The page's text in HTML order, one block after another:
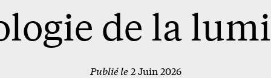
de la
Publié le2 Juin 2026